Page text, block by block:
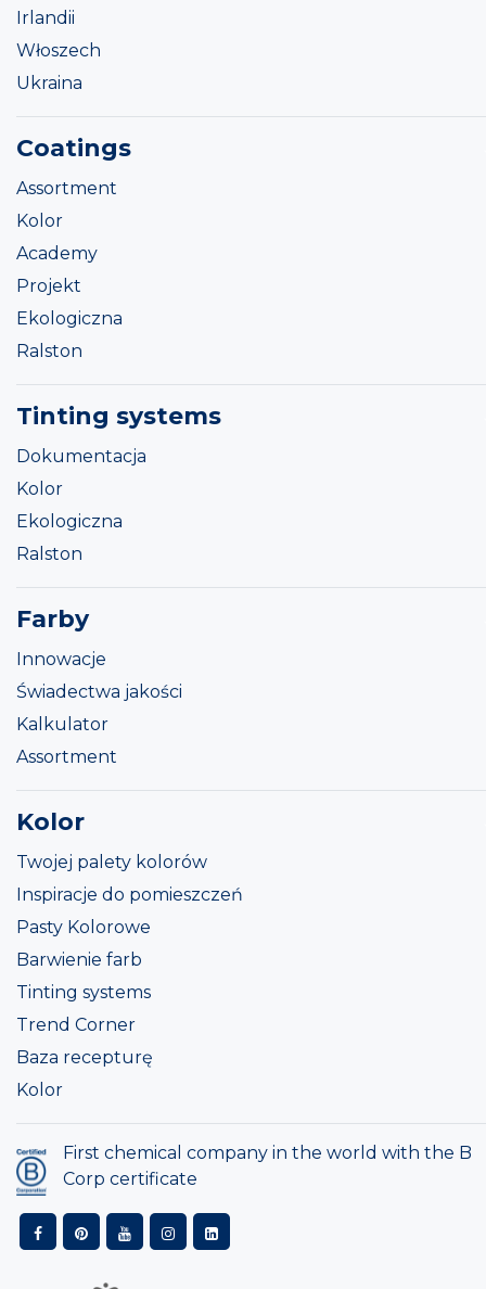
Irlandii
Włoszech
Ukraina
Coatings
Assortment
Kolor
Academy
Projekt
Ekologiczna
Ralston
Tinting systems
Dokumentacja
Kolor
Ekologiczna
Ralston
Farby
Innowacje
Świadectwa jakości
Kalkulator
Assortment
Kolor
Twojej palety kolorów
Inspiracje do pomieszczeń
Pasty Kolorowe
Barwienie farb
Tinting systems
Trend Corner
Baza recepturę
Kolor
First chemical company in the world with the B
Corp certificate